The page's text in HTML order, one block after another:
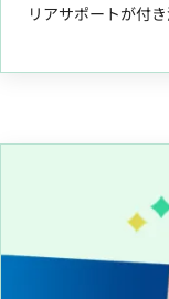
リアサポートが付き